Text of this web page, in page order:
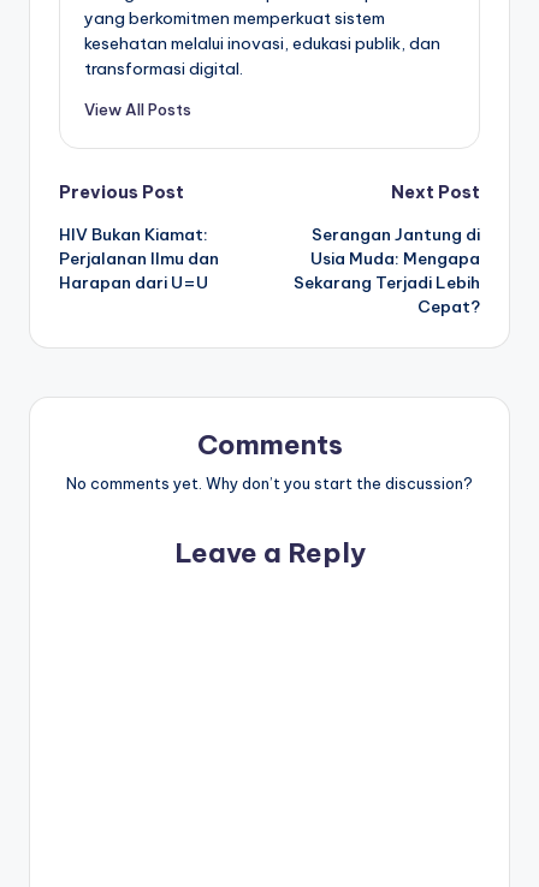
yang berkomitmen memperkuat sistem
kesehatan melalui inovasi, edukasi publik, dan
transformasi digital.
View All Posts
Post
navigation
Previous Post
HIV Bukan Kiamat:
Perjalanan Ilmu dan
Harapan dari U=U
Next Post
Serangan Jantung di
Usia Muda: Mengapa
Sekarang Terjadi Lebih
Cepat?
Comments
No comments yet. Why don’t you start the discussion?
Leave a Reply